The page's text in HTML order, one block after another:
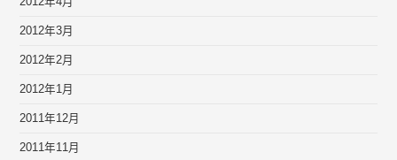
2012年3月
2012年2月
2012年1月
2011年12月
2011年11月